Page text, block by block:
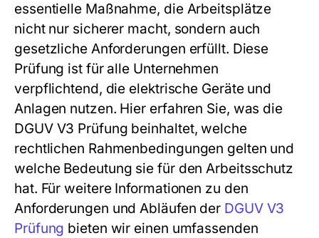
essentielle Maßnahme, die Arbeitsplätze
nicht nur sicherer macht, sondern auch
gesetzliche Anforderungen erfüllt. Diese
Prüfung ist für alle Unternehmen
verpflichtend, die elektrische Geräte und
Anlagen nutzen. Hier erfahren Sie, was die
DGUV V3 Prüfung beinhaltet, welche
rechtlichen Rahmenbedingungen gelten und
welche Bedeutung sie für den Arbeitsschutz
hat. Für weitere Informationen zu den
Anforderungen und Abläufen der DGUV V3
Prüfung bieten wir einen umfassenden